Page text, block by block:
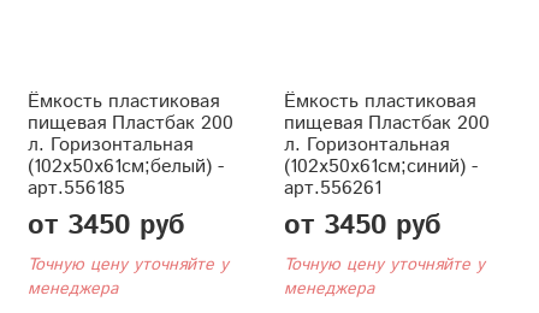
Ёмкость пластиковая
пищевая Пластбак 200
л. Горизонтальная
(102x50x61см;белый) -
арт.556185
от 3450 руб
Точную цену уточняйте у
менеджера
Ёмкость пластиковая
пищевая Пластбак 200
л. Горизонтальная
(102x50x61см;синий) -
арт.556261
от 3450 руб
Точную цену уточняйте у
менеджера